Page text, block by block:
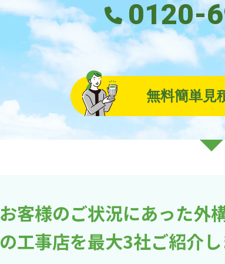
0120-
無料簡単見
お客様のご状況にあった外
の工事店を最大3社ご紹介